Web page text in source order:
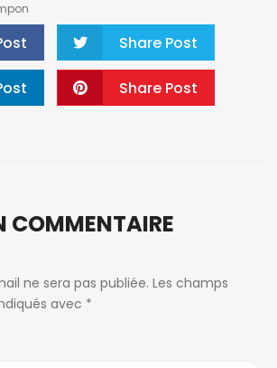
Share Post
Share Post
COMMENTAIRE
ne sera pas publiée. Les champs
avec *